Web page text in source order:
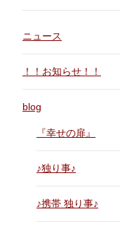
ニュース
！！お知らせ！！
blog
『幸せの扉』
♪独り事♪
♪携帯 独り事♪